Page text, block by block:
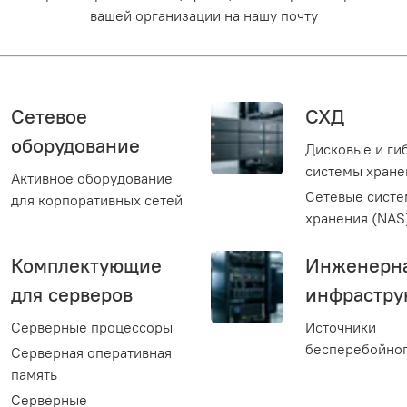
вашей организации на нашу почту
Сетевое
оборудование
Активное оборудование
для корпоративных сетей
СХД
Дисковые и
системы
Сетевые
хранения
Комплектующие
для серверов
Серверные процессоры
Серверная оперативная
память
Серверные
Источники